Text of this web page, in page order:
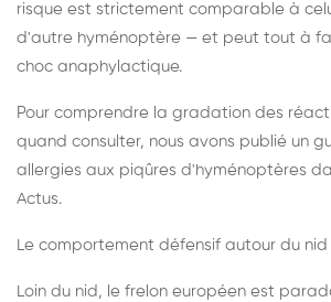
risque est strictement comparable à
d'autre hyménoptère — et peut tout à
choc anaphylactique.
Pour comprendre la gradation des
quand consulter, nous avons publié un
allergies aux piqûres d'hyménoptères
Actus.
Le comportement défensif autour du nid
Loin du nid, le frelon européen est